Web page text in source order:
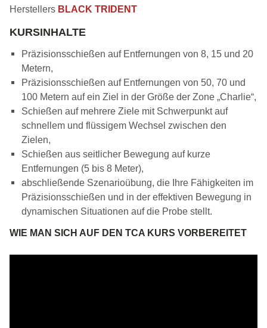
Herstellers BLACK TRIDENT
KURSINHALTE
Präzisionsschießen auf Entfernungen von 8, 15 und 20
Metern,
Präzisionsschießen auf Entfernungen von 50, 70 und
100 Metern auf ein Ziel in der Größe der Zone „Charlie“,
Schießen auf mehrere Ziele mit Schwerpunkt auf
schnellem und flüssigem Wechsel zwischen den
Zielen,
Schießen aus seitlicher Bewegung auf kurze
Entfernungen (5 bis 8 Meter),
abschließende Szenarioübung, die Ihre Fähigkeiten im
Präzisionsschießen und in der effektiven Bewegung in
dynamischen Situationen auf die Probe stellt.
WIE MAN SICH AUF DEN TCA KURS VORBEREITET